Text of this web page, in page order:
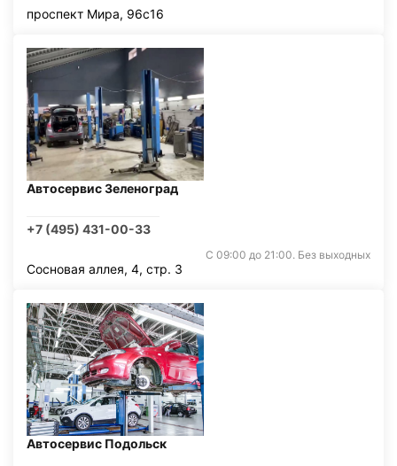
проспект Мира, 96с16
Автосервис Зеленоград
+7 (495) 431-00-33
С 09:00 до 21:00. Без выходных
Сосновая аллея, 4, стр. 3
Автосервис Подольск